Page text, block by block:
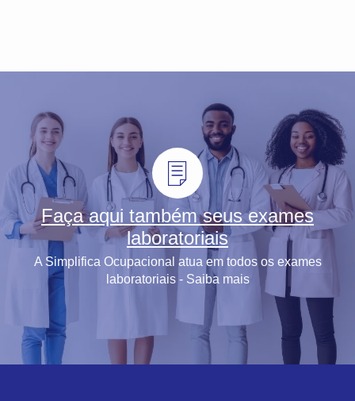
Faça aqui também seus exames
laboratoriais
A Simplifica Ocupacional atua em todos os exames
laboratoriais - Saiba mais